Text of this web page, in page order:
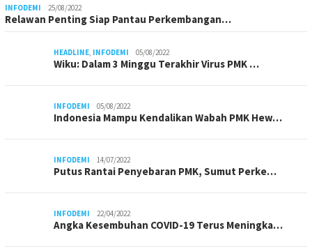
INFODEMI 25/08/2022
Relawan Penting Siap Pantau Perkembangan…
HEADLINE, INFODEMI 05/08/2022
Wiku: Dalam 3 Minggu Terakhir Virus PMK …
INFODEMI 05/08/2022
Indonesia Mampu Kendalikan Wabah PMK Hew…
INFODEMI 14/07/2022
Putus Rantai Penyebaran PMK, Sumut Perke…
INFODEMI 22/04/2022
Angka Kesembuhan COVID-19 Terus Meningka…